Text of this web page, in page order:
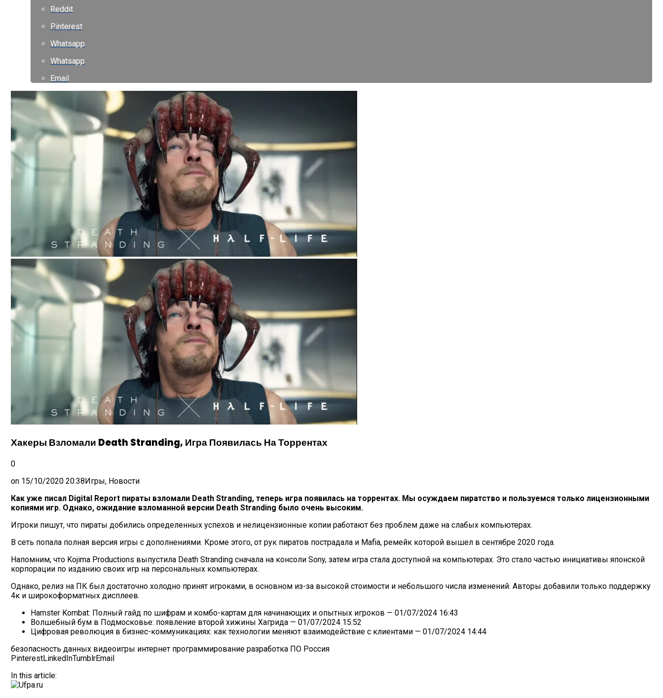
Reddit
Pinterest
Whatsapp
Whatsapp
Email
Хакеры Взломали Death Stranding, Игра Появилась На Торрентах
0
on 15/10/2020 20:38Игры, Новости
Как уже писал Digital Report пираты взломали Death Stranding, теперь игра появилась на торрентах. Мы осуждаем пиратство и пользуемся только лицензионными
копиями игр. Однако, ожидание взломанной версии Death Stranding было очень высоким.
Игроки пишут, что пираты добились определенных успехов и нелицензионные копии работают без проблем даже на слабых компьютерах.
В сеть попала полная версия игры с дополнениями. Кроме этого, от рук пиратов пострадала и Mafia, ремейк которой вышел в сентябре 2020 года.
Напомним, что Kojima Productions выпустила Death Stranding сначала на консоли Sony, затем игра стала доступной на компьютерах. Это стало частью инициативы японской
корпорации по изданию своих игр на персональных компьютерах.
Однако, релиз на ПК был достаточно холодно принят игроками, в основном из-за высокой стоимости и небольшого числа изменений. Авторы добавили только поддержку
4к и широкоформатных дисплеев.
Hamster Kombat: Полный гайд по шифрам и комбо-картам для начинающих и опытных игроков — 01/07/2024 16:43
Волшебный бум в Подмосковье: появление второй хижины Хагрида — 01/07/2024 15:52
Цифровая революция в бизнес-коммуникациях: как технологии меняют взаимодействие с клиентами — 01/07/2024 14:44
безопасность данных видеоигры интернет программирование разработка ПО Россия
PinterestLinkedInTumblrEmail
In this article: